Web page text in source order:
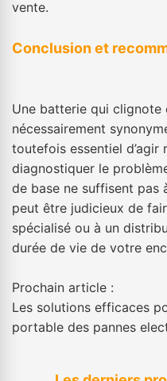
vente.
Conclusion et
Une batterie qui clignote
nécessairement
toutefois essentiel d’agir
diagnostiquer le
de base ne suffisent pas
peut être judicieux de
spécialisé ou à un
durée de vie de votre
Prochain article :
Les solutions efficaces
portable des pannes